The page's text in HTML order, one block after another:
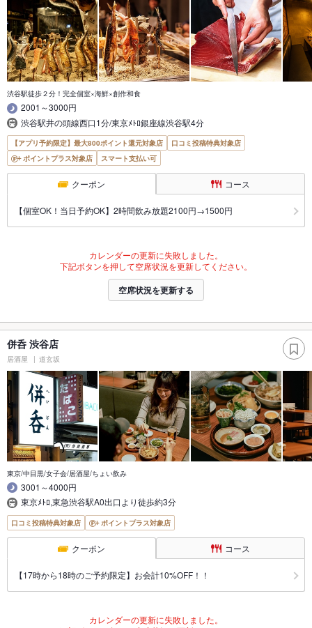
渋谷駅徒歩２分！完全個室×海鮮×創作和食
2001～3000円
渋谷駅井の頭線西口1分/東京ﾒﾄﾛ銀座線渋谷駅4分
【アプリ予約限定】最大800ポイント還元対象店
口コミ投稿特典対象店
ポイントプラス対象店
スマート支払い可
クーポン コース
【個室OK！当日予約OK】2時間飲み放題2100円→1500円
カレンダーの更新に失敗しました。
下記ボタンを押して空席状況を更新してください。
空席状況を更新する
併呑 渋谷店
居酒屋 道玄坂
東京/中目黒/女子会/居酒屋/ちょい飲み
3001～4000円
東京ﾒﾄﾛ,東急渋谷駅A0出口より徒歩約3分
口コミ投稿特典対象店 ポイントプラス対象店
クーポン コース
【17時から18時のご予約限定】お会計10%OFF！！
カレンダーの更新に失敗しました。